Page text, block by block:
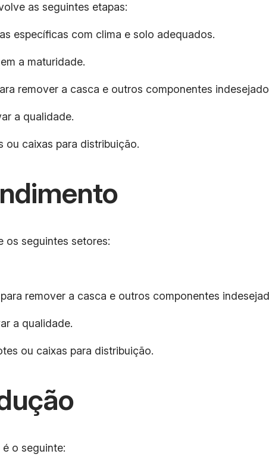
as seguintes etapas:
específicas com clima e solo adequados.
a maturidade.
remover a casca e outros componentes
a qualidade.
ou caixas para distribuição.
os seguintes setores:
remover a casca e outros componentes
a qualidade.
ou caixas para distribuição.
o seguinte: